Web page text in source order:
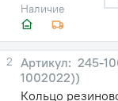
Наличие
2
245-
1002022))
Кольцо